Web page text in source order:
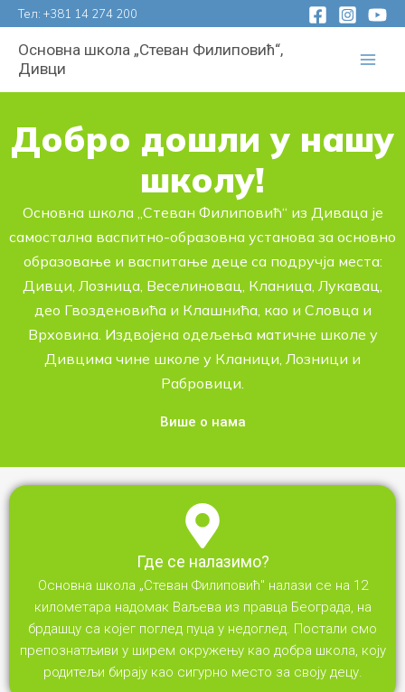
Пређи
на
садржај
Тел: +381 14 274 200
Основна школа „Стеван Филиповић“,
Дивци
Добро дошли у нашу
школу!
Основна школа „Стеван Филиповић“ из Диваца је
самостална васпитно-образовна установа за основно
образовање и васпитање деце са подручја места:
Дивци, Лозница, Веселиновац, Кланица, Лукавац,
део Гвозденовића и Клашнића, као и Словца и
Врховина. Издвојена одељења матичне школе у
Дивцима чине школе у Кланици, Лозници и
Рабровици.
Више о нама
Где се налазимо?
Основна школа „Стеван Филиповић" налази се на 12
километара надомак Ваљева из правца Београда, на
брдашцу са којег поглед пуца у недоглед. Постали смо
препознатљиви у ширем окружењу као добра школа, коју
родитељи бирају као сигурно место за своју децу.